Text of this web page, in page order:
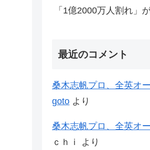
「1億2000万人割れ」
最近のコメント
桑木志帆プロ、全英オ
goto より
桑木志帆プロ、全英オ
ｃｈｉ
より